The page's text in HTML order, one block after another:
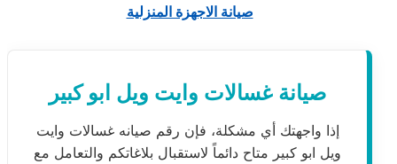
صيانة الاجهزة المنزلية
صيانة غسالات وايت ويل ابو كبير
إذا واجهتك أي مشكلة، فإن رقم صيانه غسالات وايت
ويل ابو كبير متاح دائماً لاستقبال بلاغاتكم والتعامل مع